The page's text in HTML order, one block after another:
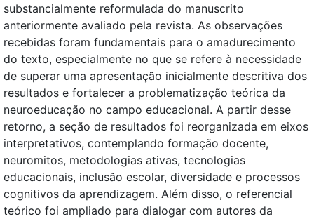
substancialmente reformulada do manuscrito
anteriormente avaliado pela revista. As observações
recebidas foram fundamentais para o amadurecimento
do texto, especialmente no que se refere à necessidade
de superar uma apresentação inicialmente descritiva dos
resultados e fortalecer a problematização teórica da
neuroeducação no campo educacional. A partir desse
retorno, a seção de resultados foi reorganizada em eixos
interpretativos, contemplando formação docente,
neuromitos, metodologias ativas, tecnologias
educacionais, inclusão escolar, diversidade e processos
cognitivos da aprendizagem. Além disso, o referencial
teórico foi ampliado para dialogar com autores da